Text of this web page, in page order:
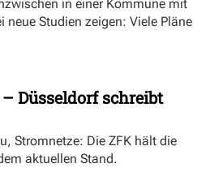
in einer Kommune mit
Studien zeigen: Viele Pläne
Düsseldorf schreibt
Stromnetze: Die ZFK hält die
aktuellen Stand.